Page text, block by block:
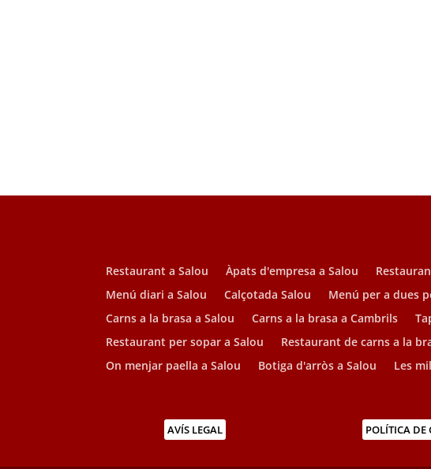
Restaurant a Salou Àpats d'empresa a Salou
Menú diari a Salou
Calçotada Salou Menú per a dues
Carns a la brasa a Salou
Carns a la brasa a Cambrils
Restaurant per sopar a Salou
Restaurant de carns a la
On menjar paella a Salou
Botiga d'arròs a Salou Les
AVÍS LEGAL POLÍTICA DE